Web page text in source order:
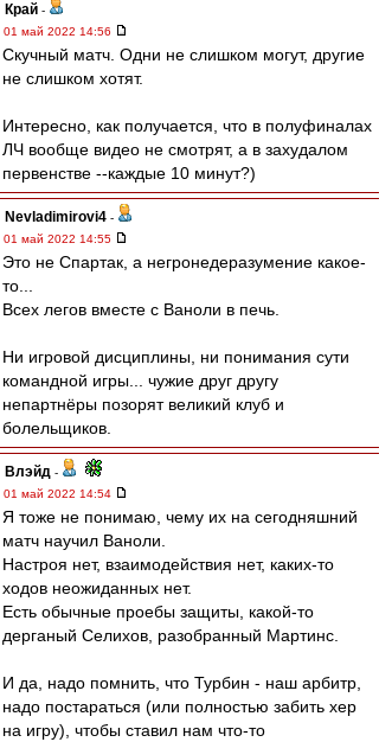
Край -
01 май 2022 14:56
Скучный матч. Одни не слишком могут, другие
не слишком хотят.
Интересно, как получается, что в полуфиналах
ЛЧ вообще видео не смотрят, а в захудалом
первенстве --каждые 10 минут?)
Nevladimirovi4 -
01 май 2022 14:55
Это не Спартак, а негронедеразумение какое-
то...
Всех легов вместе с Ваноли в печь.
Ни игровой дисциплины, ни понимания сути
командной игры... чужие друг другу
непартнёры позорят великий клуб и
болельщиков.
Влэйд -
01 май 2022 14:54
Я тоже не понимаю, чему их на сегодняшний
матч научил Ваноли.
Настроя нет, взаимодействия нет, каких-то
ходов неожиданных нет.
Есть обычные проебы защиты, какой-то
дерганый Селихов, разобранный Мартинс.
И да, надо помнить, что Турбин - наш арбитр,
надо постараться (или полностью забить хер
на игру), чтобы ставил нам что-то